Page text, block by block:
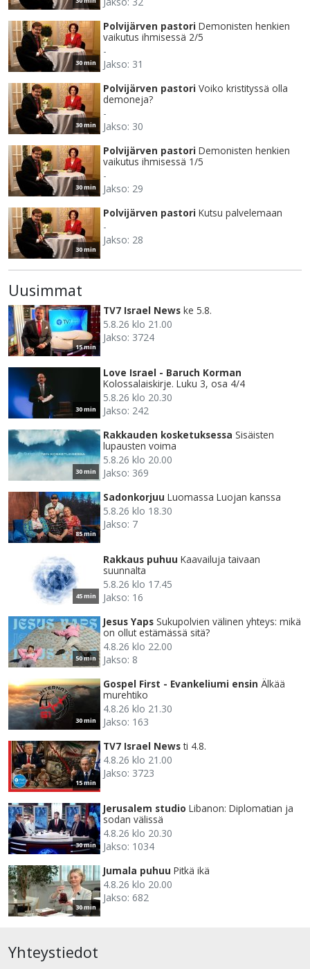
30 min
Polvijärven pastori Demonisten henkien
vaikutus ihmisessä 2/5
-
Jakso: 31
30 min
Polvijärven pastori Voiko kristityssä olla
demoneja?
-
Jakso: 30
30 min
Polvijärven pastori Demonisten henkien
vaikutus ihmisessä 1/5
-
Jakso: 29
30 min
Polvijärven pastori Kutsu palvelemaan
-
Jakso: 28
Uusimmat
15 min
TV7 Israel News ke 5.8.
5.8.26 klo 21.00
Jakso: 3724
30 min
Love Israel - Baruch Korman
Kolossalaiskirje. Luku 3, osa 4/4
5.8.26 klo 20.30
Jakso: 242
30 min
Rakkauden kosketuksessa Sisäisten
lupausten voima
5.8.26 klo 20.00
Jakso: 369
85 min
Sadonkorjuu Luomassa Luojan kanssa
5.8.26 klo 18.30
Jakso: 7
45 min
Rakkaus puhuu Kaavailuja taivaan
suunnalta
5.8.26 klo 17.45
Jakso: 16
50 min
Jesus Yaps Sukupolvien välinen yhteys: mikä
on ollut estämässä sitä?
4.8.26 klo 22.00
Jakso: 8
30 min
Gospel First - Evankeliumi ensin Älkää
murehtiko
4.8.26 klo 21.30
Jakso: 163
15 min
TV7 Israel News ti 4.8.
4.8.26 klo 21.00
Jakso: 3723
30 min
Jerusalem studio Libanon: Diplomatian ja
sodan välissä
4.8.26 klo 20.30
Jakso: 1034
30 min
Jumala puhuu Pitkä ikä
4.8.26 klo 20.00
Jakso: 682
Yhteystiedot